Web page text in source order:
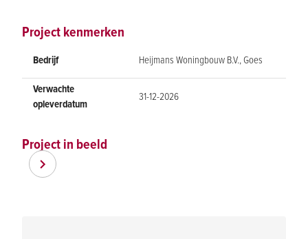
Project kenmerken
Bedrijf Heijmans Woningbouw B.V., Goes
Verwachte
opleverdatum
31-12-2026
Project in beeld
Item